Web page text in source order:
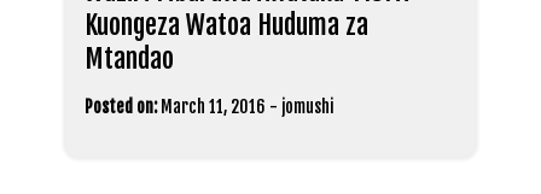
Kuongeza Watoa Huduma za
Mtandao
Posted on: March 11, 2016 - jomushi